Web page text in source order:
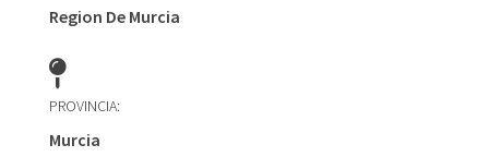
Region De Murcia
PROVINCIA:
Murcia